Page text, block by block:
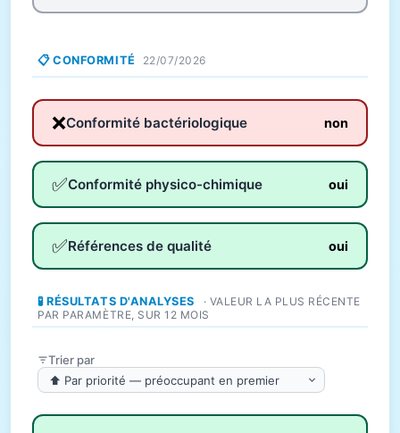
📋 CONFORMITÉ 22/07/2026
❌Conformité bactériologique non
✅Conformité physico-chimique oui
✅Références de qualité oui
🧪 RÉSULTATS D'ANALYSES
· VALEUR LA PLUS RÉCENTE
PAR PARAMÈTRE, SUR 12 MOIS
Trier par